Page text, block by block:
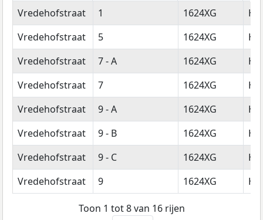
Straatnaam
Huisnummer Postcode
Vredehofstraat 1 1624XG
Vredehofstraat
5 1624XG
Vredehofstraat
7 - A 1624XG
Vredehofstraat
7 1624XG
Vredehofstraat
9 - A 1624XG
Vredehofstraat
9 - B 1624XG
Vredehofstraat
9 - C 1624XG
Vredehofstraat
9 1624XG
Toon 1 tot 8 van 16 rijen